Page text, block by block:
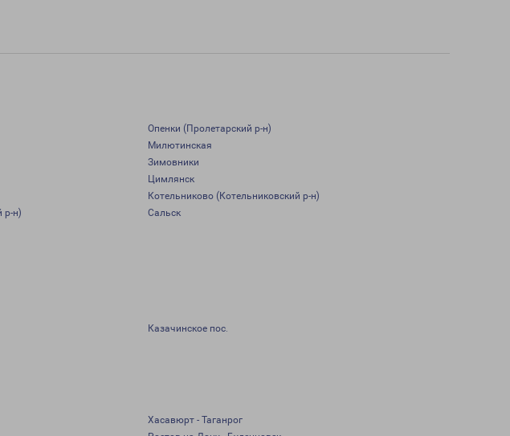
Опенки (Пролетарский р-н)
Милютинская
Зимовники
Цимлянск
Котельниково (Котельниковский р-н)
р-н)
Сальск
Казачинское пос.
Хасавюрт - Таганрог